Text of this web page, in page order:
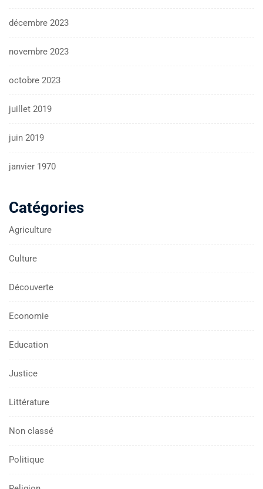
décembre 2023
novembre 2023
octobre 2023
juillet 2019
juin 2019
janvier 1970
Catégories
Agriculture
Culture
Découverte
Economie
Education
Justice
Littérature
Non classé
Politique